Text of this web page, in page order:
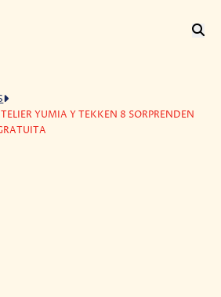
YUMIA Y TEKKEN 8 SORPRENDEN